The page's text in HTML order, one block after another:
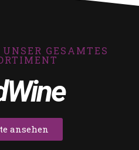
GESAMTES
ansehen